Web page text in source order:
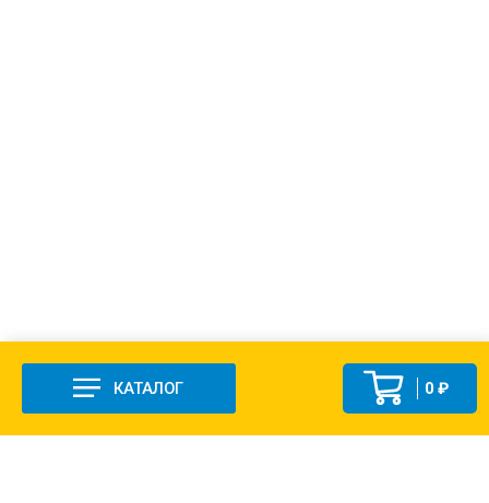
КАТАЛОГ 0 ₽